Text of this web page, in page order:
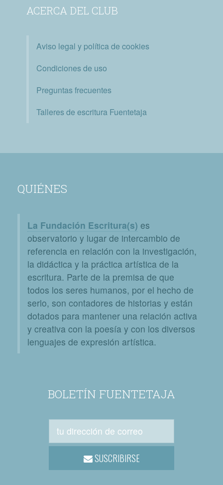
ACERCA DEL CLUB
Aviso legal y política de cookies
Condiciones de uso
Preguntas frecuentes
Talleres de escritura Fuentetaja
QUIÉNES
La Fundación Escritura(s) es
observatorio y lugar de intercambio de
referencia en relación con la investigación,
la didáctica y la práctica artística de la
escritura. Parte de la premisa de que
todos los seres humanos, por el hecho de
serlo, son contadores de historias y están
dotados para mantener una relación activa
y creativa con la poesía y con los diversos
lenguajes de expresión artística.
BOLETÍN FUENTETAJA
SUSCRIBIRSE